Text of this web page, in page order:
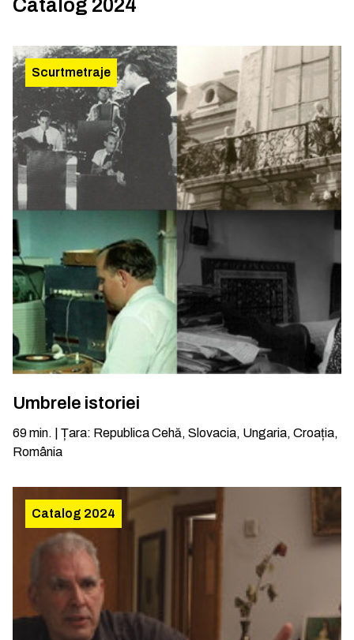
Catalog 2024
Scurtmetraje
Umbrele istoriei
69min. Țara: Republica Cehă, Slovacia, Ungaria, Croația,
România
Catalog 2024